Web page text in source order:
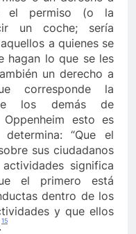
el permiso (o la
un coche; sería
a quienes se
hagan lo que se les
un derecho a
corresponde la
los demás de
esto es
“Que el
sus ciudadanos
significa
el primero está
dentro de los
y que ellos
15